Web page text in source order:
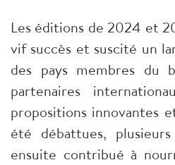
Les éditions de 2024 et
vif succès et suscité un
des pays membres du
partenaires
propositions innovantes
été débattues,
ensuite contribué à